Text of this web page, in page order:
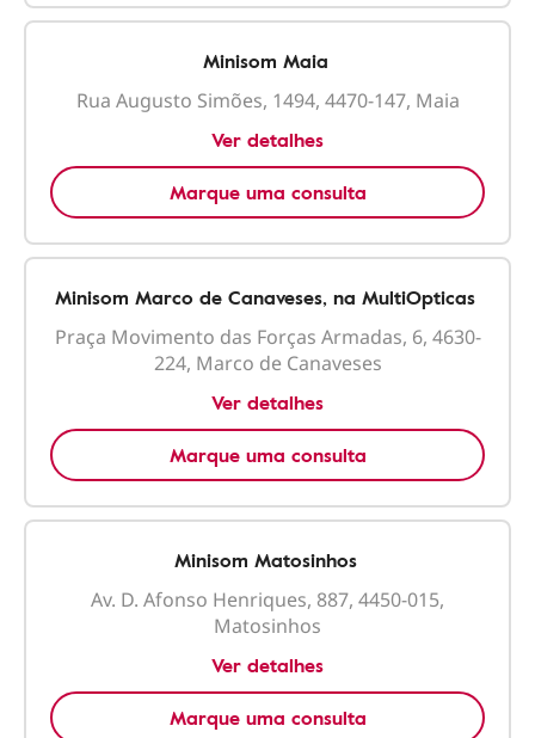
Minisom Maia
Rua Augusto Simões, 1494, 4470-147, Maia
Ver detalhes
Marque uma consulta
Minisom Marco de Canaveses, na MultiOpticas
Praça Movimento das Forças Armadas, 6, 4630-
224, Marco de Canaveses
Ver detalhes
Marque uma consulta
Minisom Matosinhos
Av. D. Afonso Henriques, 887, 4450-015,
Matosinhos
Ver detalhes
Marque uma consulta